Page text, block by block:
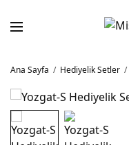
Ana Sayfa / Hediyelik Setler /